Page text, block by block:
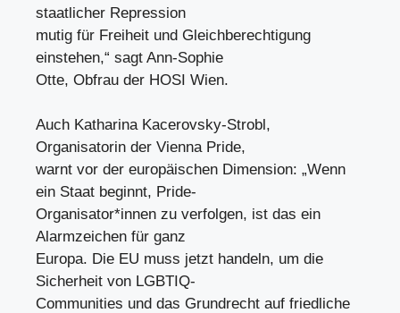
staatlicher Repression
mutig für Freiheit und Gleichberechtigung
einstehen,“ sagt Ann-Sophie
Otte, Obfrau der HOSI Wien.
Auch Katharina Kacerovsky-Strobl,
Organisatorin der Vienna Pride,
warnt vor der europäischen Dimension: „Wenn
ein Staat beginnt, Pride-
Organisator*innen zu verfolgen, ist das ein
Alarmzeichen für ganz
Europa. Die EU muss jetzt handeln, um die
Sicherheit von LGBTIQ-
Communities und das Grundrecht auf friedliche